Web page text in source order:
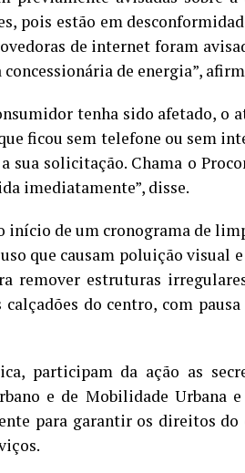
pois estão em
de internet foram
de energia”,
tenha sido afetado, o
ficou sem telefone ou sem
sua solicitação. Chama o
imediatamente”, disse.
início de um cronograma de
que causam poluição visual
remover estruturas
do centro, com
participam da ação as
e de Mobilidade Urbana e
para garantir os direitos do